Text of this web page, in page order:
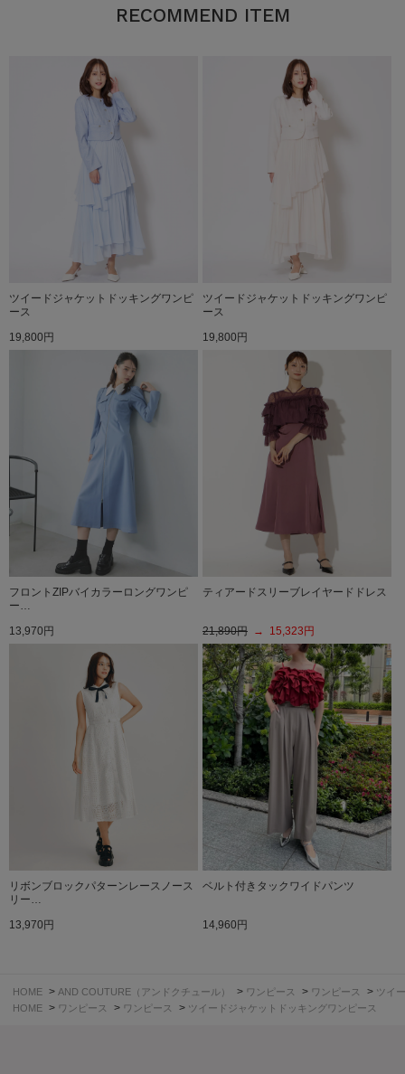
RECOMMEND ITEM
ツイードジャケットドッキングワンピ
ース
19,800円
ツイードジャケットドッキングワンピ
ース
19,800円
フロントZIPバイカラーロングワンピ
ー…
13,970円
ティアードスリーブレイヤードドレス
21,890円 → 15,323円
リボンブロックパターンレースノース
リー…
13,970円
ベルト付きタックワイドパンツ
14,960円
HOME > AND COUTURE（アンドクチュール） > ワンピース > ワンピース > ツイ
HOME > ワンピース > ワンピース > ツイードジャケットドッキングワンピース